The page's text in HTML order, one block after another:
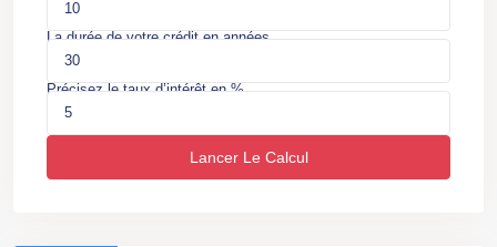
La durée de votre crédit en années
Précisez le taux d’intérêt en %
Lancer Le Calcul